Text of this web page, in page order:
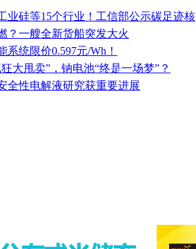
业硅等15个行业！工信部公示碳足迹核
？一艘全新货船突发大火
系统限价0.597元/Wh！
大甩卖”，钠电池“终是一场梦”？
全性电解液研究获重要进展